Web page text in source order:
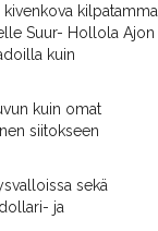
kilpatamma
Suur- Hollola Ajon
kuin
kuin omat
siitokseen
sekä
ja